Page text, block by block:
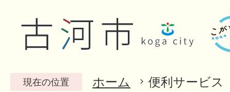
現在の位置 ホーム 便利サービス